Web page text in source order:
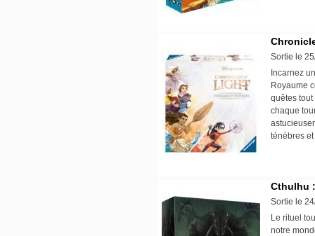
Sortie le
Incarnez
Royaume
quêtes
chaque
ténèbres
Cthulhu
Sortie le
Le rituel
notre